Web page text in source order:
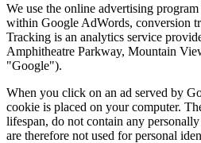
We use the online advertising
within Google AdWords, conversion
Tracking is an analytics service
Amphitheatre Parkway, Mountain
"Google").
When you click on an ad served by
cookie is placed on your computer.
lifespan, do not contain any
are therefore not used for personal